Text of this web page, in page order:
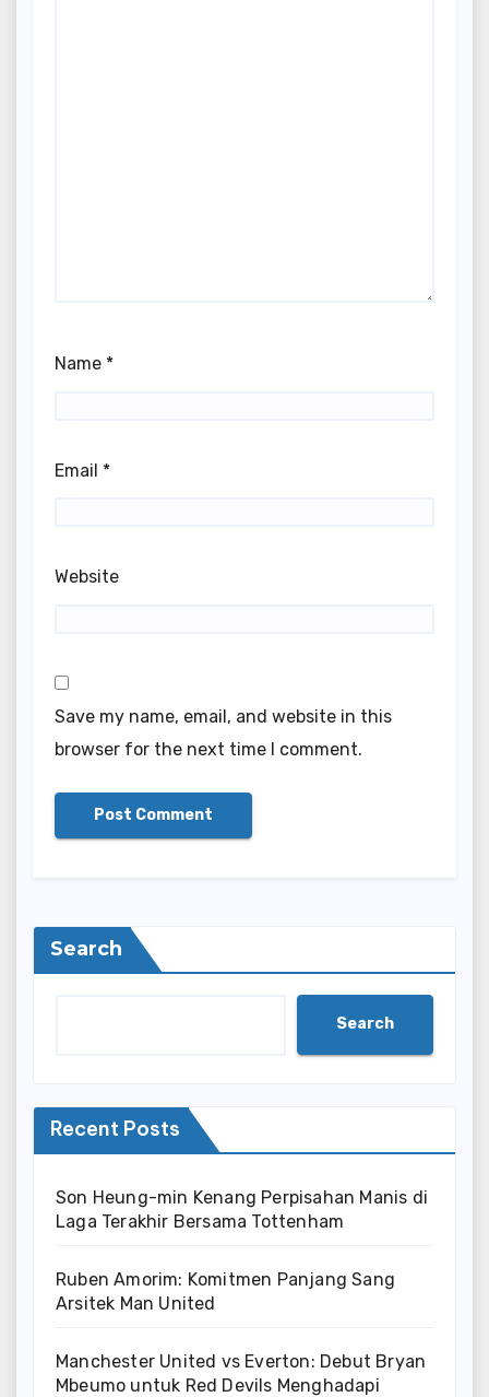
Name *
Email *
Website
Save my name, email, and website in this
browser for the next time I comment.
Search
Search
Recent Posts
Son Heung-min Kenang Perpisahan Manis di
Laga Terakhir Bersama Tottenham
Ruben Amorim: Komitmen Panjang Sang
Arsitek Man United
Manchester United vs Everton: Debut Bryan
Mbeumo untuk Red Devils Menghadapi